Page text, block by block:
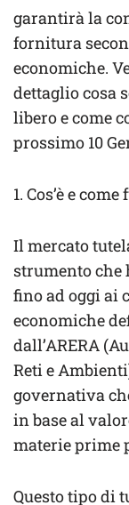
garantirà la
fornitura
economiche.
dettaglio cosa
libero e come
prossimo 10
1. Cos’è e
Il mercato
strumento che
fino ad oggi ai
economiche
dall’ARERA
Reti e
governativa
in base al
materie prime
Questo tipo di